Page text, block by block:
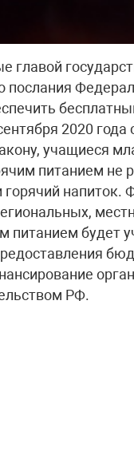
главой
послания
2020
учащиеся
питанием не
напиток.
питанием будет
РФ.